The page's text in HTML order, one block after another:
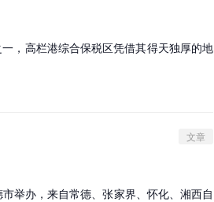
，高栏港综合保税区凭借其得天独厚的地
文章
举办，来自常德、张家界、怀化、湘西自